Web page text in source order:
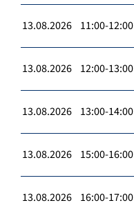
13.08.2026 11:00-12:00
13.08.2026 12:00-13:00
13.08.2026 13:00-14:00
13.08.2026 15:00-16:00
13.08.2026 16:00-17:00